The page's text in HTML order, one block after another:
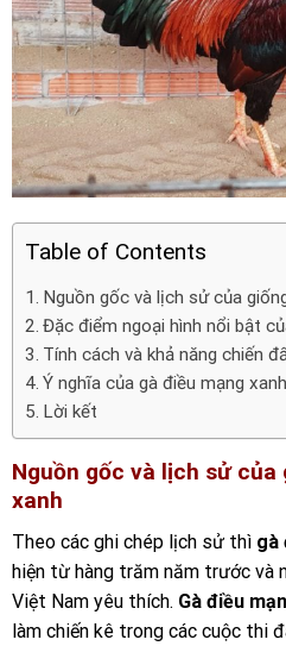
Table of Contents
Nguồn gốc và lịch sử của
Đặc điểm ngoại hình nổi bật
Tính cách và khả năng chiến
Ý nghĩa của gà điều mạng
Lời kết
Nguồn gốc và lịch sử của
xanh
Theo các ghi chép lịch sử thì gà
hiện từ hàng trăm năm trước và
Việt Nam yêu thích. Gà điều
làm chiến kê trong các cuộc thi